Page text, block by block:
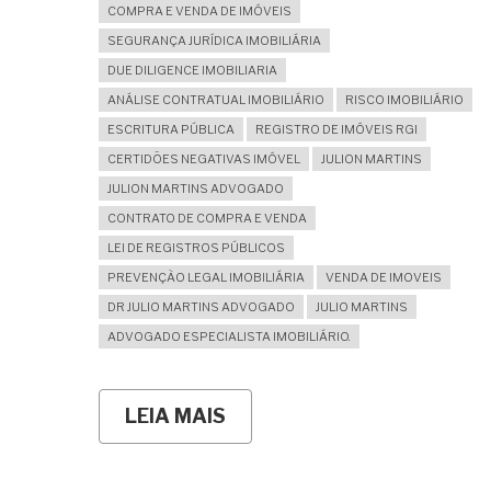
COMPRA E VENDA DE IMÓVEIS
SEGURANÇA JURÍDICA IMOBILIÁRIA
DUE DILIGENCE IMOBILIARIA
ANÁLISE CONTRATUAL IMOBILIÁRIO
RISCO IMOBILIÁRIO
ESCRITURA PÚBLICA
REGISTRO DE IMÓVEIS RGI
CERTIDÕES NEGATIVAS IMÓVEL
JULION MARTINS
JULION MARTINS ADVOGADO
CONTRATO DE COMPRA E VENDA
LEI DE REGISTROS PÚBLICOS
PREVENÇÃO LEGAL IMOBILIÁRIA
VENDA DE IMOVEIS
DR JULIO MARTINS ADVOGADO
JULIO MARTINS
ADVOGADO ESPECIALISTA IMOBILIÁRIO.
LEIA MAIS